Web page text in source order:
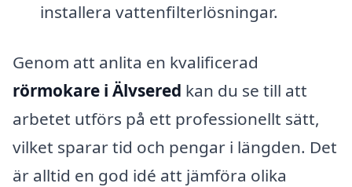
installera vattenfilterlösningar.
Genom att anlita en kvalificerad
rörmokare i Älvsered kan du se till att
arbetet utförs på ett professionellt sätt,
vilket sparar tid och pengar i längden. Det
är alltid en god idé att jämföra olika